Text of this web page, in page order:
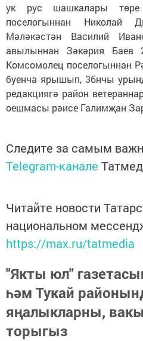
ук рус шашкалары төре
поселогыннан Николай
Мәләкәстән Василий
авылыннан Зәкәрия Баев
Комсомолец поселогыннан
буенча ярышып, 36нчы
редакциягә район
оешмасы рәисе Галимҗан
Следите за самым
Telegram-канале
Читайте новости
национальном
https://max.ru/tatmedia
"Якты юл"
һәм Тукай
яңалыкларны,
торыгыз